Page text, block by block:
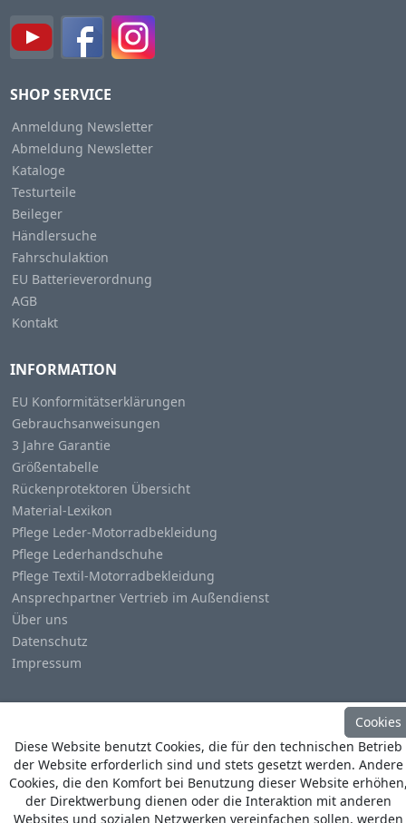
SHOP SERVICE
Anmeldung Newsletter
Abmeldung Newsletter
Kataloge
Testurteile
Beileger
Händlersuche
Fahrschulaktion
EU Batterieverordnung
AGB
Kontakt
INFORMATION
EU Konformitätserklärungen
Gebrauchsanweisungen
3 Jahre Garantie
Größentabelle
Rückenprotektoren Übersicht
Material-Lexikon
Pflege Leder-Motorradbekleidung
Pflege Lederhandschuhe
Pflege Textil-Motorradbekleidung
Ansprechpartner Vertrieb im Außendienst
Über uns
Datenschutz
Impressum
© CopyrightHeino Büse MX Import GmbH . All Rights
Reserved
Cookies
Diese Website benutzt Cookies, die für den technischen Betrieb
der Website erforderlich sind und stets gesetzt werden. Andere
Cookies, die den Komfort bei Benutzung dieser Website
der Direktwerbung dienen oder die Interaktion mit anderen
Websites und sozialen Netzwerken vereinfachen sollen, werden